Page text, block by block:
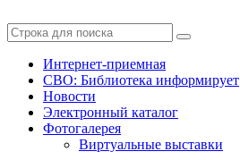
Интернет-приемная
СВО: Библиотека информирует
Новости
Электронный каталог
Фотогалерея
Виртуальные выставки